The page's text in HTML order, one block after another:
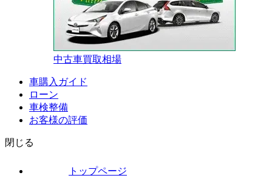
中古車買取相場
車購入ガイド
ローン
車検整備
お客様の評価
閉じる
トップページ